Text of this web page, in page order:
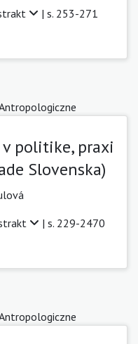
| s. 253-271
politike, praxi
Slovenska)
| s. 229-2470